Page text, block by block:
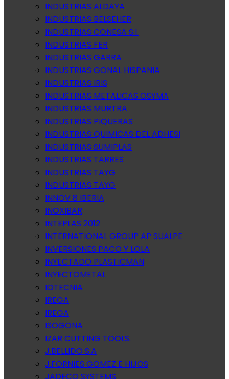
INDUSTRIAS ALDAYA
INDUSTRIAS BELSEHER
INDUSTRIAS CONESA S.l.
INDUSTRIAS FER
INDUSTRIAS GARRA
INDUSTRIAS GONAL HISPANIA
INDUSTRIAS IRIS
INDUSTRIAS METALICAS OSYMA
INDUSTRIAS MURTRA
INDUSTRIAS PIQUERAS
INDUSTRIAS QUIMICAS DEL ADHESI
INDUSTRIAS SUMIPLAS
INDUSTRIAS TARRES
INDUSTRIAS TAYG
INDUSTRIAS TAYG
INNOV 8 IBERIA
INOXIBAR
INTEPLAS 2012
INTERNATIONAL GROUP AP SUALPE
INVERSIONES PACO Y LOLA
INYECTADO PLASTICMAN
INYECTOMETAL
IOTECNIA
IREGA
IREGA
ISOGONA
IZAR CUTTING TOOLS.
J.BELLIDO S.A
J.FORNIES GOMEZ E HIJOS